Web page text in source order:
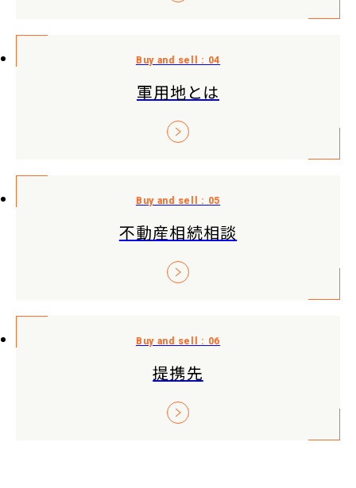
軍用地とは
不動産相続相談
提携先